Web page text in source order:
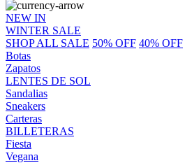
NEW IN
WINTER SALE
SHOP ALL SALE 50% OFF 40% OFF
Botas
Zapatos
LENTES DE SOL
Sandalias
Sneakers
Carteras
BILLETERAS
Fiesta
Vegana